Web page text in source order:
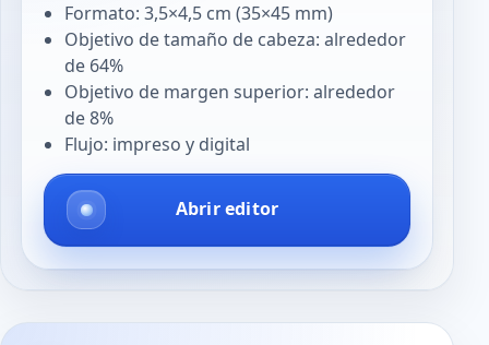
Formato: 3,5×4,5 cm (35×45 mm)
Objetivo de tamaño de cabeza: alrededor
de 64%
Objetivo de margen superior: alrededor
de 8%
Flujo: impreso y digital
Abrir editor